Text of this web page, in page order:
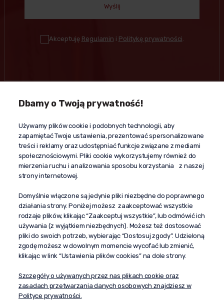
Wyślij
Akceptuję Regulamin i Politykę prywatności
Kontakt
+48 603 610 870
kontakt@propaganda24h.pl
“Propaganda"
al. Komisji Edukacji Narodowej 51/U5
02-797 Warszawa
Pomoc
Dostawa
Moje konto
O firmie
Dbamy o Twoją prywatność!
Używamy plików cookie i podobnych technologii, aby
zapamiętać Twoje ustawienia, prezentować spersonalizowane
treści i reklamy oraz udostępniać funkcje związane z mediami
społecznościowymi. Pliki cookie wykorzystujemy również do
mierzenia ruchu i analizowania sposobu korzystania z naszej
strony internetowej.
Domyślnie włączone są jedynie pliki niezbędne do poprawnego
działania strony. Poniżej możesz zaakceptować wszystkie
rodzaje plików, klikając “Zaakceptuj wszystkie”, lub odmówić ich
używania (z wyjątkiem niezbędnych). Możesz też dostosować
pliki do swoich potrzeb, wybierając “Dostosuj zgody”. Udzieloną
zgodę możesz w dowolnym momencie wycofać lub zmienić,
klikając w link “Ustawienia plików cookies” na dole strony.
Szczegóły o używanych przez nas plikach cookie oraz
zasadach przetwarzania danych osobowych znajdziesz w
Polityce prywatności.